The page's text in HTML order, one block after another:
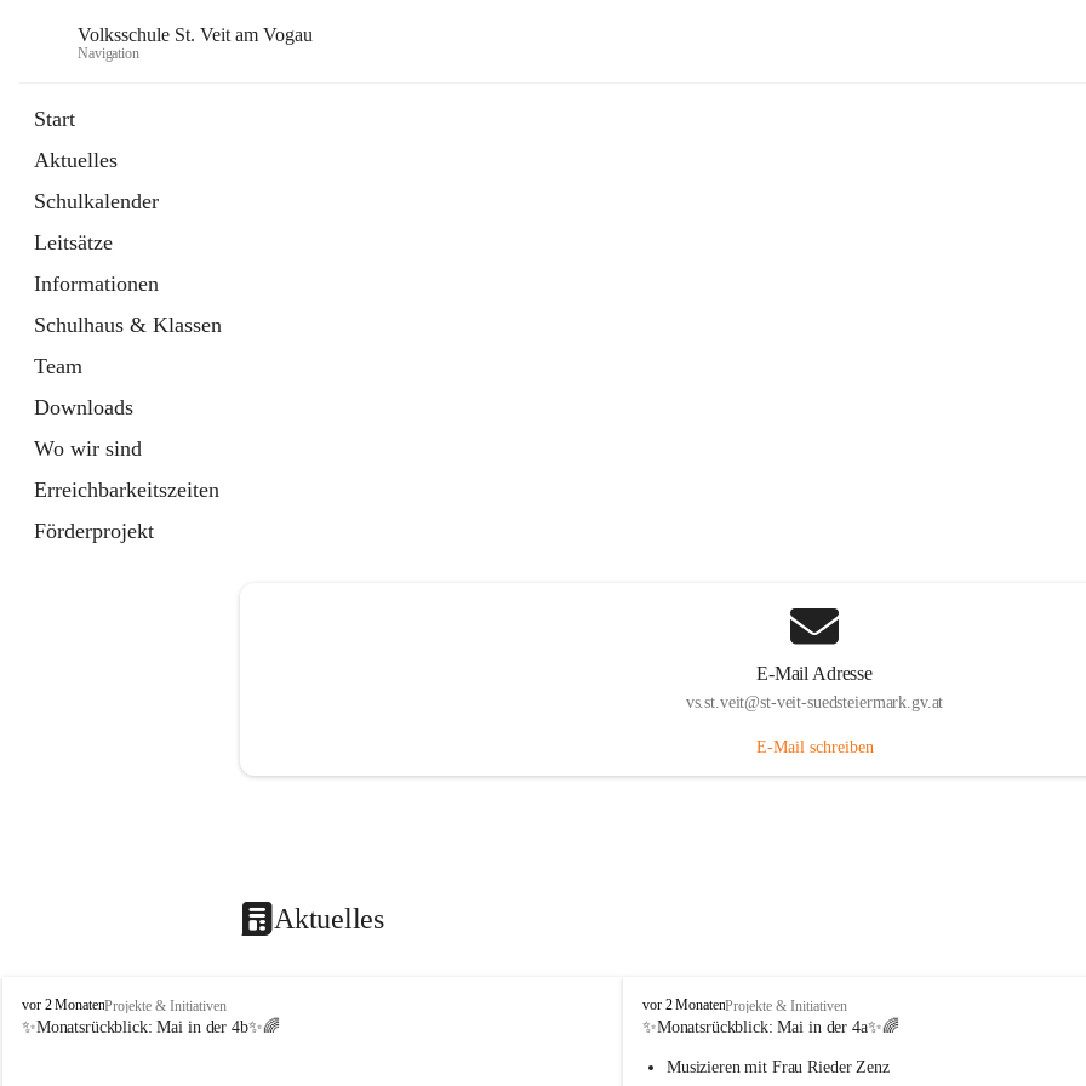
Volksschule St. Veit am Vogau
Navigation
Start
Aktuelles
Schulkalender
Leitsätze
Informationen
Schulhaus & Klassen
Team
Downloads
Wo wir sind
Erreichbarkeitszeiten
Förderprojekt
E-Mail Adresse
vs.st.veit@st-veit-suedsteiermark.gv.at
E-Mail schreiben
Aktuelles
V
o
vor 2 MonatenProjekte & Initiativen
✨Monatsrückblick: Mai in der 4b✨🌈
V
o
k
vor 2 MonatenProjekte & Initiativen
✨Monatsrückblick: Mai in der 4a✨🌈
Musizieren mit Frau Rieder Zenz